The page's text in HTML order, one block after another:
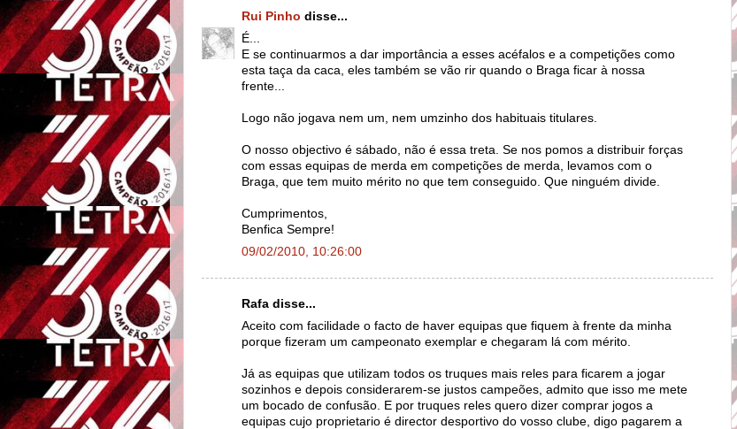
Rui Pinho disse...
É...
E se continuarmos a dar importância a esses acéfalos e a competições como
esta taça da caca, eles também se vão rir quando o Braga ficar à nossa
frente...
Logo não jogava nem um, nem umzinho dos habituais titulares.
O nosso objectivo é sábado, não é essa treta. Se nos pomos a distribuir forças
com essas equipas de merda em competições de merda, levamos com o
Braga, que tem muito mérito no que tem conseguido. Que ninguém divide.
Cumprimentos,
Benfica Sempre!
09/02/2010, 10:26:00
Rafa disse...
Aceito com facilidade o facto de haver equipas que fiquem à frente da minha
porque fizeram um campeonato exemplar e chegaram lá com mérito.
Já as equipas que utilizam todos os truques mais reles para ficarem a jogar
sozinhos e depois considerarem-se justos campeões, admito que isso me mete
um bocado de confusão. E por truques reles quero dizer comprar jogos a
equipas cujo proprietario é director desportivo do vosso clube, digo pagarem a